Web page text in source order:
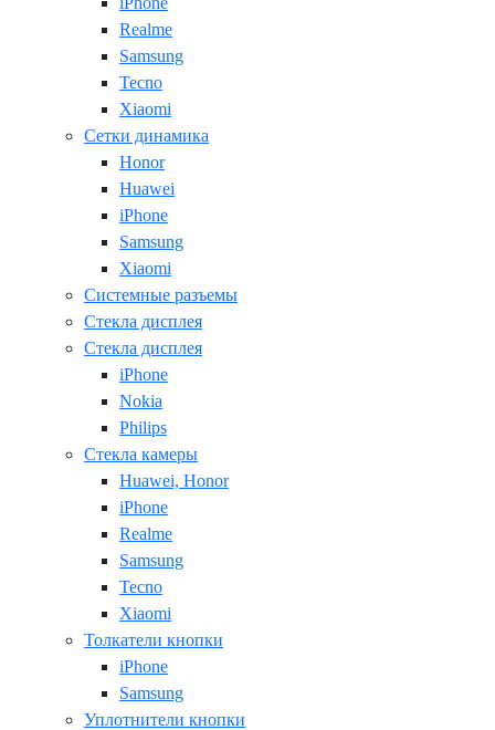
Realme
Samsung
Tecno
Xiaomi
Сетки динамика
Honor
Huawei
iPhone
Samsung
Xiaomi
Системные разъемы
Стекла дисплея
Стекла дисплея
iPhone
Nokia
Philips
Стекла камеры
Huawei, Honor
iPhone
Realme
Samsung
Tecno
Xiaomi
Толкатели кнопки
iPhone
Samsung
Уплотнители кнопки